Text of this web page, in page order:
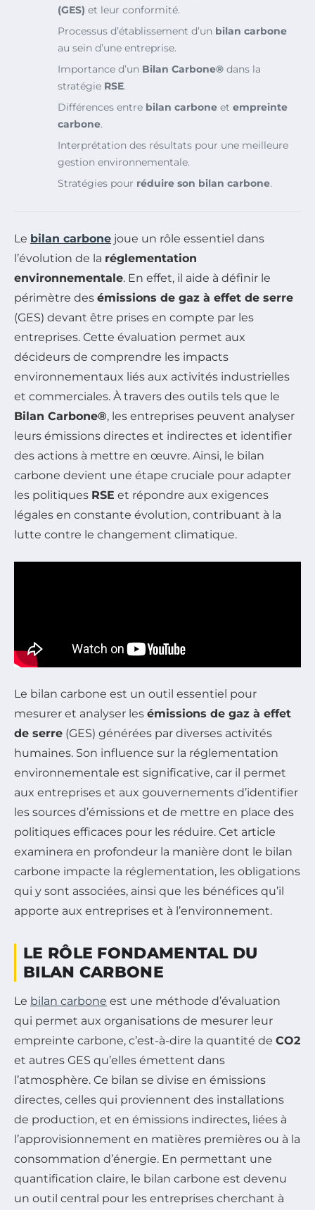
(GES) et leur conformité.
Processus d’établissement d’un bilan carbone
au sein d’une entreprise.
Importance d’un Bilan Carbone® dans la
stratégie RSE.
Différences entre bilan carbone et empreinte
carbone.
Interprétation des résultats pour une meilleure
gestion environnementale.
Stratégies pour réduire son bilan carbone.
Le bilan carbone joue un rôle essentiel dans
l’évolution de la réglementation
environnementale. En effet, il aide à définir le
périmètre des émissions de gaz à effet de serre
(GES) devant être prises en compte par les
entreprises. Cette évaluation permet aux
décideurs de comprendre les impacts
environnementaux liés aux activités industrielles
et commerciales. À travers des outils tels que le
Bilan Carbone®, les entreprises peuvent analyser
leurs émissions directes et indirectes et identifier
des actions à mettre en œuvre. Ainsi, le bilan
carbone devient une étape cruciale pour adapter
les politiques RSE et répondre aux exigences
légales en constante évolution, contribuant à la
lutte contre le changement climatique.
Le bilan carbone est un outil essentiel pour
mesurer et analyser les émissions de gaz à effet
de serre (GES) générées par diverses activités
humaines. Son influence sur la réglementation
environnementale est significative, car il permet
aux entreprises et aux gouvernements d’identifier
les sources d’émissions et de mettre en place des
politiques efficaces pour les réduire. Cet article
examinera en profondeur la manière dont le bilan
carbone impacte la réglementation, les obligations
qui y sont associées, ainsi que les bénéfices qu’il
apporte aux entreprises et à l’environnement.
LE RÔLE FONDAMENTAL DU
BILAN CARBONE
Le bilan carbone est une méthode d’évaluation
qui permet aux organisations de mesurer leur
empreinte carbone, c’est-à-dire la quantité de CO2
et autres GES qu’elles émettent dans
l’atmosphère. Ce bilan se divise en émissions
directes, celles qui proviennent des installations
de production, et en émissions indirectes, liées à
l’approvisionnement en matières premières ou à la
consommation d’énergie. En permettant une
quantification claire, le bilan carbone est devenu
un outil central pour les entreprises cherchant à